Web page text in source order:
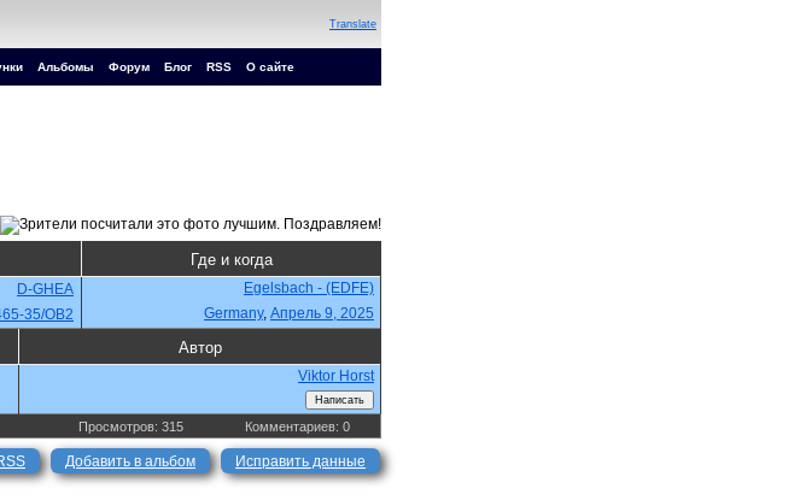
Translate
Альбомы Форум Блог RSS О сайте
Где и когда
D-GHEA
Egelsbach - (EDFE)
35/OB2 Germany, Апрель 9, 2025
Автор
Viktor Horst
Просмотров: 315 Комментариев: 0
Добавить в альбом Исправить данные